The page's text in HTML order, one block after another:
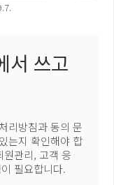
서 쓰고
리방침과 동의 문
는지 확인해야 합
원관리, 고객 응
필요합니다.